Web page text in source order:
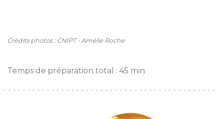
Crédits photos : CNIPT - Amélie Roche
Temps de préparation total : 45 min